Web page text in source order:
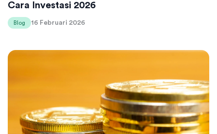
Cara Investasi 2026
Blog 16 Februari 2026